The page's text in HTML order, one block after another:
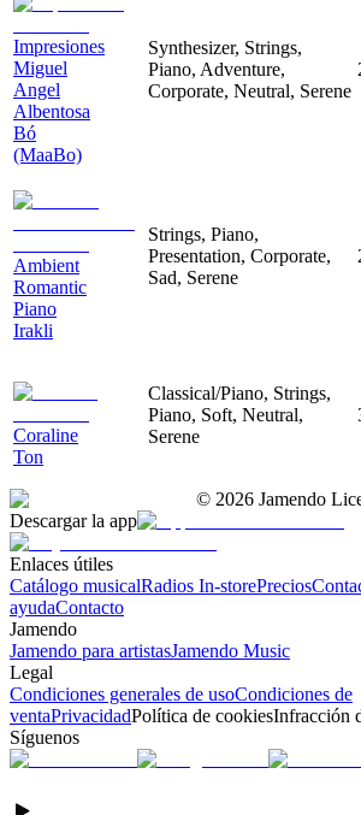
Impresiones
Miguel
Angel
Albentosa
Bó
(MaaBo)
Synthesizer, Strings,
Piano, Adventure,
Corporate, Neutral, Serene
Ambient
Romantic
Piano
Irakli
Strings, Piano,
Presentation, Corporate,
Sad, Serene
Coraline
Ton
Classical/Piano, Strings,
Piano, Soft, Neutral,
Serene
© 2026 Jamendo
Descargar la app
Enlaces útiles
Catálogo musicalRadios In-storePrecios
ayudaContacto
Jamendo
Jamendo para artistasJamendo Music
Legal
Condiciones generales de usoCondiciones de
ventaPrivacidadPolítica de cookiesInfracción
Síguenos